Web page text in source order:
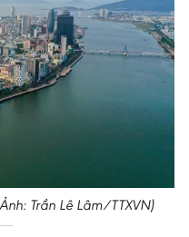
Trần Lê Lâm/TTXVN)